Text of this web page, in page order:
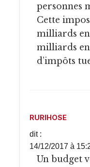
personnes
Cette
milliards en
milliards en
d’impôts
RURIHOSE
dit :
14/12/2017 à
Un budget